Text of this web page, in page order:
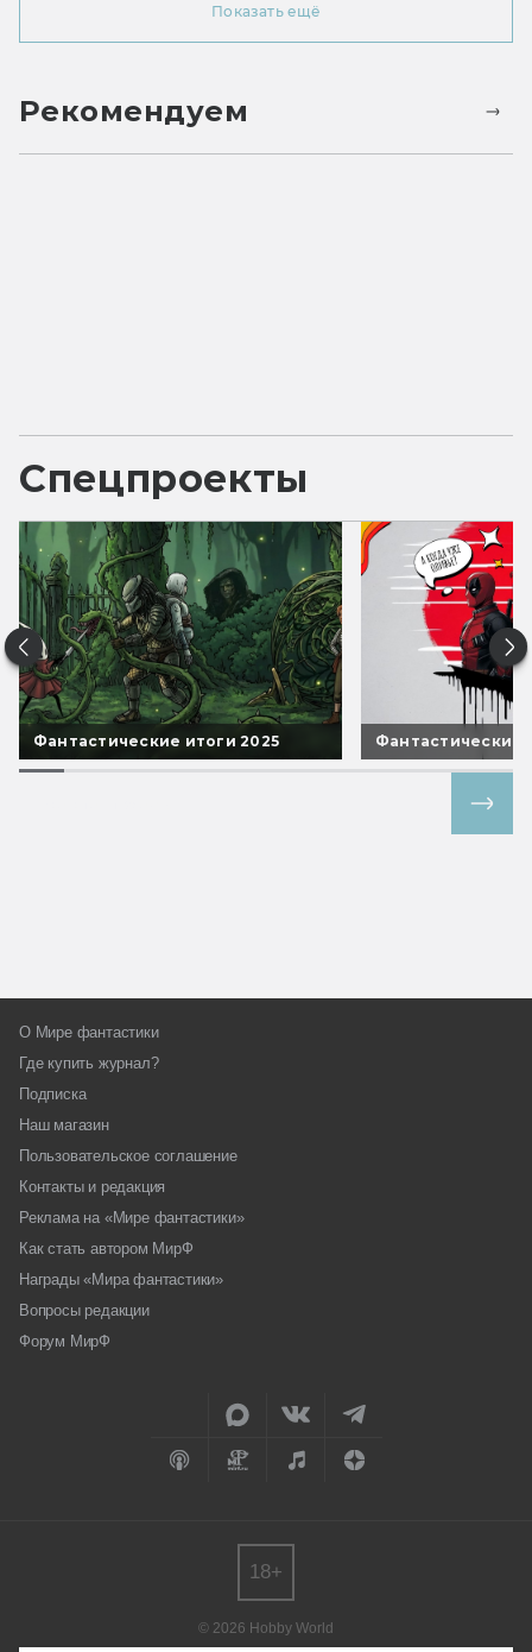
Показать ещё
Рекомендуем
Спецпроекты
Фантастические итоги 2025 Фантастические
О Мире фантастики
Где купить журнал?
Подписка
Наш магазин
Пользовательское соглашение
Контакты и редакция
Реклама на «Мире фантастики»
Как стать автором МирФ
Награды «Мира фантастики»
Вопросы редакции
Форум МирФ
© 2026 Hobby World
18+